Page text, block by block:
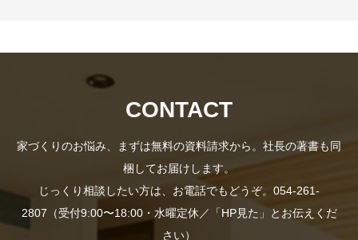
CONTACT
家づくりのお悩み、まずは無料の資料請求から。社長の著書も同
梱してお届けします。
じっくり相談したい方は、お電話でもどうぞ。054-261-
2807（受付9:00〜18:00・水曜定休／「HP見た」とお伝えくだ
さい）
料
長